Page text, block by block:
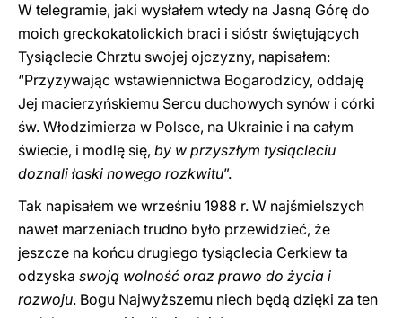
W telegramie, jaki wysłałem wtedy na Jasną Górę do
moich greckokatolickich braci i sióstr świętujących
Tysiąclecie Chrztu swojej ojczyzny, napisałem:
“Przyzywając wstawiennictwa Bogarodzicy, oddaję
Jej macierzyńskiemu Sercu duchowych synów i córki
św. Włodzimierza w Polsce, na Ukrainie i na całym
świecie, i modlę się, by w przyszłym tysiącleciu
doznali łaski nowego rozkwitu”.
Tak napisałem we wrześniu 1988 r. W najśmielszych
nawet marzeniach trudno było przewidzieć, że
jeszcze na końcu drugiego tysiąclecia Cerkiew ta
odzyska swoją wolność oraz prawo do życia i
rozwoju. Bogu Najwyższemu niech będą dzięki za ten